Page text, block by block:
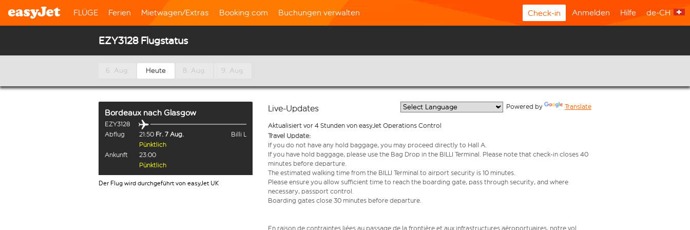
FLÜGE Ferien Mietwagen/Extras Booking.com Buchungen verwalten Check-in Anmelden Hilfe de-CH
EZY3128 Flugstatus
6. Aug. Heute 8. Aug. 9. Aug.
Bordeaux nach Glasgow
EZY3128
Abflug
21:50 Fr. 7 Aug.
Billi L
Pünktlich
Ankunft
23:00
Pünktlich
Der Flug wird durchgeführt von easyJet UK
Live-Updates Powered by Translate
Aktualisiert vor 4 Stunden von easyJet Operations Control
Travel Update:
If you do not have any hold baggage, you may proceed directly to Hall A.
If you have hold baggage, please use the Bag Drop in the BILLI Terminal. Please note that check-in closes 40
minutes before departure.
The estimated walking time from the BILLI Terminal to airport security is 10 minutes.
Please ensure you allow sufficient time to reach the boarding gate, pass through security, and where
necessary, passport control.
Boarding gates close 30 minutes before departure.
En raison de contraintes liées au passage de la frontière et aux infrastructures aéroportuaires, notre vol